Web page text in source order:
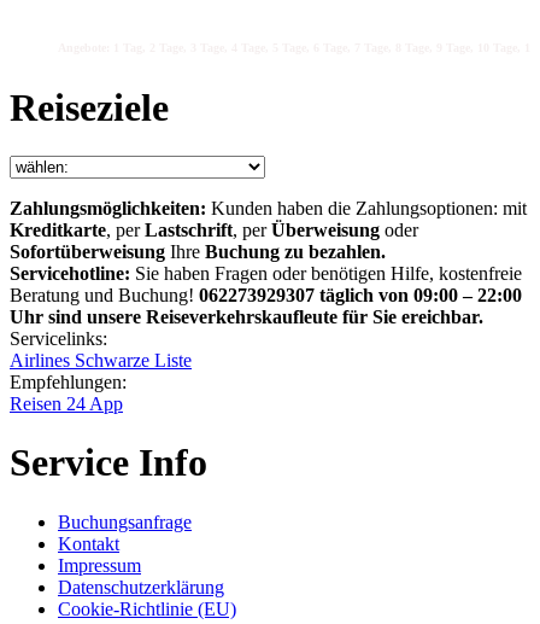
Reiseziele
Zahlungsmöglichkeiten: Kunden haben die Zahlungsoptionen: mit
Kreditkarte, perLastschrift, perÜberweisung oder
Sofortüberweisung Ihre Buchung zu bezahlen.
Servicehotline: Sie haben Fragen oder benötigen Hilfe, kostenfreie
Beratung und Buchung! 062273929307 täglich von 09:00 – 22:00
Uhr sind unsere Reiseverkehrskaufleute für Sie ereichbar.
Servicelinks:
Airlines Schwarze Liste
Empfehlungen:
Reisen 24 App
Service Info
Buchungsanfrage
Kontakt
Impressum
Datenschutzerklärung
Cookie-Richtlinie (EU)